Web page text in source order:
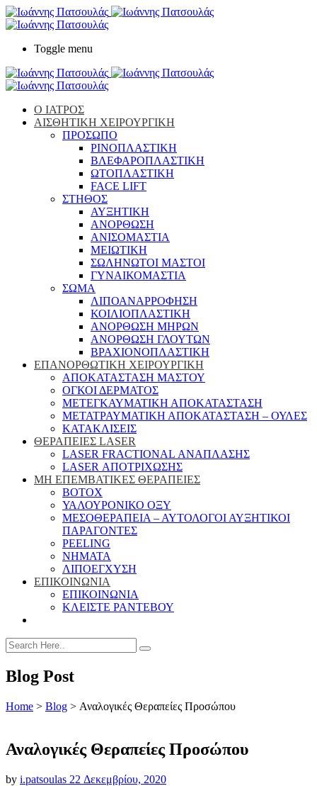
Toggle menu
Ο ΙΑΤΡΟΣ
ΑΙΣΘΗΤΙΚΗ ΧΕΙΡΟΥΡΓΙΚΗ
ΠΡΟΣΩΠΟ
ΡΙΝΟΠΛΑΣΤΙΚΗ
ΒΛΕΦΑΡΟΠΛΑΣΤΙΚΗ
ΩΤΟΠΛΑΣΤΙΚΗ
FACE LIFT
ΣΤΗΘΟΣ
ΑΥΞΗΤΙΚΗ
ΑΝΟΡΘΩΣΗ
ΑΝΙΣΟΜΑΣΤΙΑ
ΜΕΙΩΤΙΚΗ
ΣΩΛΗΝΩΤΟΙ ΜΑΣΤΟΙ
ΓΥΝΑΙΚΟΜΑΣΤΙΑ
ΣΩΜΑ
ΛΙΠΟΑΝΑΡΡΟΦΗΣΗ
ΚΟΙΛΙΟΠΛΑΣΤΙΚΗ
ΑΝΟΡΘΩΣΗ ΜΗΡΩΝ
ΑΝΟΡΘΩΣΗ ΓΛΟΥΤΩΝ
ΒΡΑΧΙΟΝΟΠΛΑΣΤΙΚΗ
ΕΠΑΝΟΡΘΩΤΙΚΗ ΧΕΙΡΟΥΡΓΙΚΗ
ΑΠΟΚΑΤΑΣΤΑΣΗ ΜΑΣΤΟΥ
ΟΓΚΟΙ ΔΕΡΜΑΤΟΣ
ΜΕΤΕΓΚΑΥΜΑΤΙΚΗ ΑΠΟΚΑΤΑΣΤΑΣΗ
ΜΕΤΑΤΡΑΥΜΑΤΙΚΗ ΑΠΟΚΑΤΑΣΤΑΣΗ – ΟΥΛΕΣ
ΚΑΤΑΚΛΙΣΕΙΣ
ΘΕΡΑΠΕΙΕΣ LASER
LASER FRACTIONAL ΑΝΑΠΛΑΣΗΣ
LASER ΑΠΟΤΡΙΧΩΣΗΣ
ΜΗ ΕΠΕΜΒΑΤΙΚΕΣ ΘΕΡΑΠΕΙΕΣ
ΒΟΤΟΧ
ΥΑΛΟΥΡΟΝΙΚΟ ΟΞΥ
ΜΕΣΟΘΕΡΑΠΕΙΑ – ΑΥΤΟΛΟΓΟΙ ΑΥΞΗΤΙΚΟΙ
ΠΑΡΑΓΟΝΤΕΣ
PEELING
ΝΗΜΑΤΑ
ΛΙΠΟΕΓΧΥΣΗ
ΕΠΙΚΟΙΝΩΝΙΑ
ΕΠΙΚΟΙΝΩΝΙΑ
ΚΛΕΙΣΤΕ ΡΑΝΤΕΒΟΥ
Blog Post
Home > Blog > Αναλογικές Θεραπείες Προσώπου
Αναλογικές Θεραπείες Προσώπου
by i.patsoulas 22 Δεκεμβρίου, 2020